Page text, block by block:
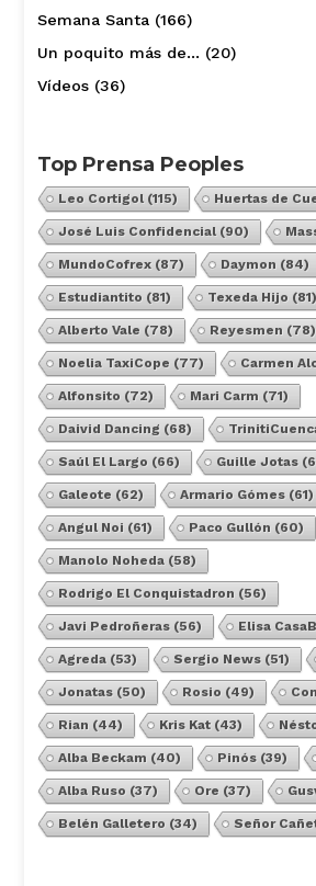
Semana Santa(166)
Un poquito más de… (20)
Vídeos(36)
Top Prensa Peoples
Leo Cortigol(115) Huertas de
José Luis Confidencial(90)
MundoCofrex(87) Daymon (84)
Estudiantito (81) Texeda Hijo (81)
Alberto Vale (78) Reyesmen (78)
Noelia TaxiCope (77) Carmen
Alfonsito (72) Mari Carm (71)
Daivid Dancing (68)
Saúl El Largo (66) Guille Jotas
Galeote (62) Armario Gómes(61)
Angul Noi (61) Paco Gullón (60)
Manolo Noheda(58)
Rodrigo El Conquistadron (56)
Javi Pedroñeras(56) Elisa
Agreda(53) Sergio News(51)
Jonatas(50) Rosio (49)
Rian (44) Kris Kat(43)
Alba Beckam (40) Pinós(39)
Alba Ruso (37) Ore (37)
Belén Galletero (34) Señor